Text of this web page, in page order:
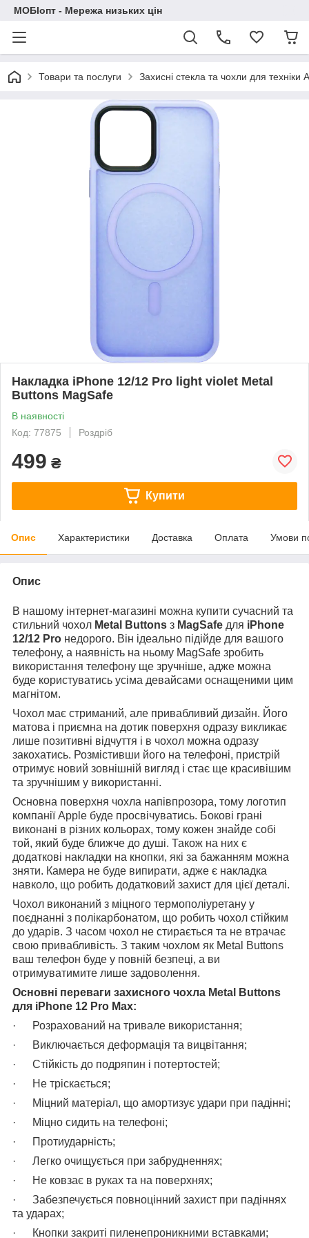
МОБІопт - Мережа низьких цін
Товари та послуги Захисні стекла та чохли для техніки
Накладка iPhone 12/12 Pro light violet Metal
Buttons MagSafe
В наявності
Код: 77875
Роздріб
499 ₴
Купити
Опис Характеристики Доставка Оплата Умови
Опис
В нашому інтернет-магазині можна купити сучасний та
стильний чохол Metal Buttons з MagSafe для iPhone
12/12 Pro недорого. Він ідеально підійде для вашого
телефону, а наявність на ньому MagSafe зробить
використання телефону ще зручніше, адже можна
буде користуватись усіма девайсами оснащеними цим
магнітом.
Чохол має стриманий, але привабливий дизайн. Його
матова і приємна на дотик поверхня одразу викликає
лише позитивні відчуття і в чохол можна одразу
закохатись. Розмістивши його на телефоні, пристрій
отримує новий зовнішній вигляд і стає ще красивішим
та зручнішим у використанні.
Основна поверхня чохла напівпрозора, тому логотип
компанії Apple буде просвічуватись. Бокові грані
виконані в різних кольорах, тому кожен знайде собі
той, який буде ближче до душі. Також на них є
додаткові накладки на кнопки, які за бажанням можна
зняти. Камера не буде випирати, адже є накладка
навколо, що робить додатковий захист для цієї деталі.
Чохол виконаний з міцного термополіуретану у
поєднанні з полікарбонатом, що робить чохол стійким
до ударів. З часом чохол не стирається та не втрачає
свою привабливість. З таким чохлом як Metal Buttons
ваш телефон буде у повній безпеці, а ви
отримуватимите лише задоволення.
Основні переваги захисного чохла Metal Buttons
для iPhone 12 Pro Max:
· Розрахований на тривале використання;
· Виключається деформація та вицвітання;
· Стійкість до подряпин і потертостей;
· Не тріскається;
· Міцний матеріал, що амортизує удари при падінні;
· Міцно сидить на телефоні;
· Протиударність;
· Легко очищується при забрудненнях;
· Не ковзає в руках та на поверхнях;
· Забезпечується повноцінний захист при падіннях
та ударах;
· Кнопки закриті пиленепроникними вставками;